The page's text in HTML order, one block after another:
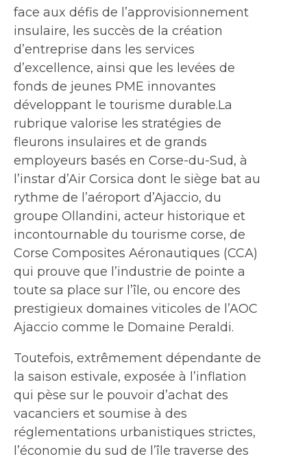
face aux défis de l’approvisionnement
insulaire, les succès de la création
d’entreprise dans les services
d’excellence, ainsi que les levées de
fonds de jeunes PME innovantes
développant le tourisme durable.La
rubrique valorise les stratégies de
fleurons insulaires et de grands
employeurs basés en Corse-du-Sud, à
l’instar d’Air Corsica dont le siège bat au
rythme de l’aéroport d’Ajaccio, du
groupe Ollandini, acteur historique et
incontournable du tourisme corse, de
Corse Composites Aéronautiques (CCA)
qui prouve que l’industrie de pointe a
toute sa place sur l’île, ou encore des
prestigieux domaines viticoles de l’AOC
Ajaccio comme le Domaine Peraldi.
Toutefois, extrêmement dépendante de
la saison estivale, exposée à l’inflation
qui pèse sur le pouvoir d’achat des
vacanciers et soumise à des
réglementations urbanistiques strictes,
l’économie du sud de l’île traverse des